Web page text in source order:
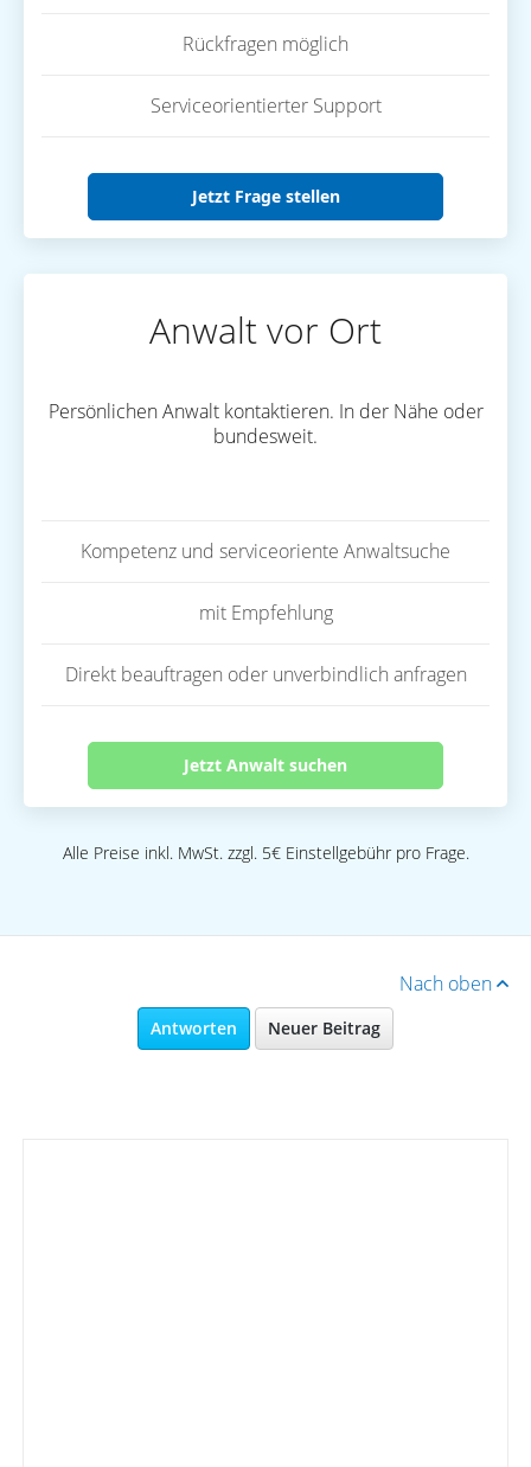
Rückfragen möglich
Serviceorientierter Support
Jetzt Frage stellen
Anwalt vor Ort
Persönlichen Anwalt kontaktieren. In der Nähe oder
bundesweit.
Kompetenz und serviceoriente Anwaltsuche
mit Empfehlung
Direkt beauftragen oder unverbindlich anfragen
Jetzt Anwalt suchen
Alle Preise inkl. MwSt. zzgl. 5€ Einstellgebühr pro Frage.
Nach oben
Antworten Neuer Beitrag